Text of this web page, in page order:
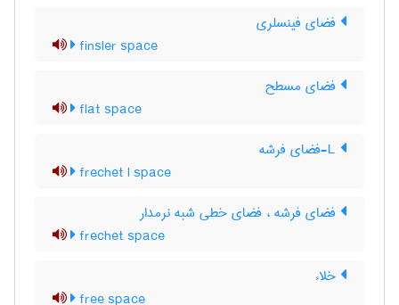
فضای فینسلری
finsler space
فضای مسطح
flat space
frechet l space
فضای فرشه ، فضای خطی شبه نرمدار
frechet space
خلاء
free space